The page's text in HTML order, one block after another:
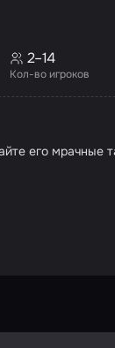
Кол-во игроков
2–14
его мрачные